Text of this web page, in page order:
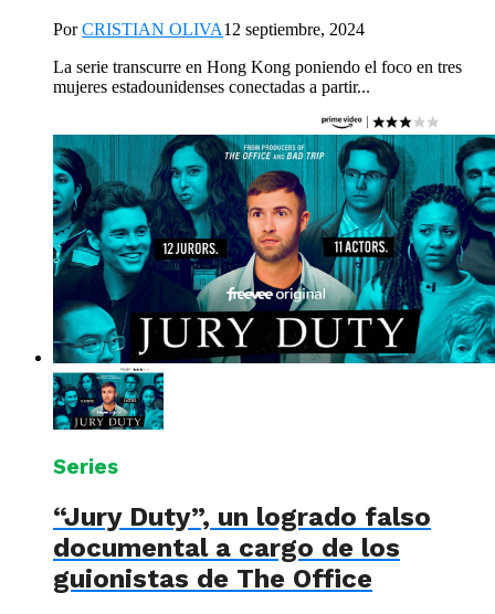
PorCRISTIAN OLIVA12 septiembre, 2024
La serie transcurre en Hong Kong poniendo el foco en tres
mujeres estadounidenses conectadas a partir...
Series
“Jury Duty”, un logrado falso
documental a cargo de los
guionistas de The Office